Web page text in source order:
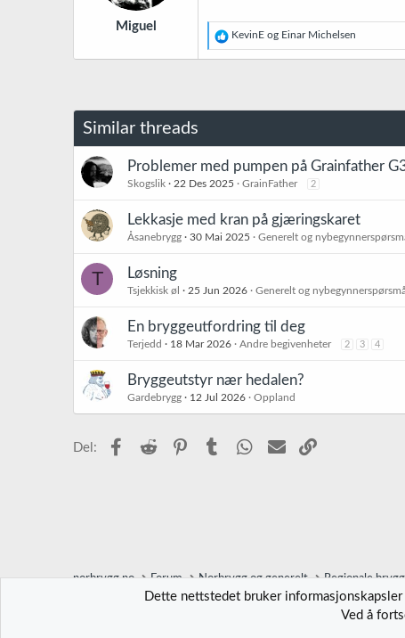
Miguel
R
e
a
e
KevinE og Einar Michelsen
Similar threads
Problemer med pumpen på Grainfather
Skogslik 22 Des 2025 GrainFather 2
Lekkasje med kran på gjæringskaret
Åsanebrygg 30 Mai 2025 Generelt og
T Løsning
Tsjekkisk øl 25 Jun 2026 Generelt og
En bryggeutfordring til deg
Terjedd 18 Mar 2026 Andre begivenheter 2 3 4
Bryggeutstyr nær hedalen?
Gardebrygg 12 Jul 2026 Oppland
Del: Facebook
Reddit PinterestTumblr WhatsApp
E-post
norbrygg.no Forum Norbrygg og generelt Regionale
Dette nettstedet bruker
Ved å